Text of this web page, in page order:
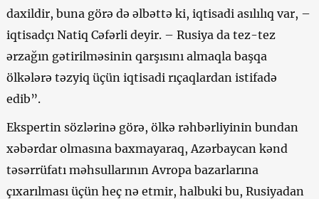
daxildir, buna görə də əlbəttə ki, iqtisadi asılılıq var, –
iqtisadçı Natiq Cəfərli deyir. – Rusiya da tez-tez
ərzağın gətirilməsinin qarşısını almaqla başqa
ölkələrə təzyiq üçün iqtisadi rıçaqlardan istifadə
edib”.
Ekspertin sözlərinə görə, ölkə rəhbərliyinin bundan
xəbərdar olmasına baxmayaraq, Azərbaycan kənd
təsərrüfatı məhsullarının Avropa bazarlarına
çıxarılması üçün heç nə etmir, halbuki bu, Rusiyadan